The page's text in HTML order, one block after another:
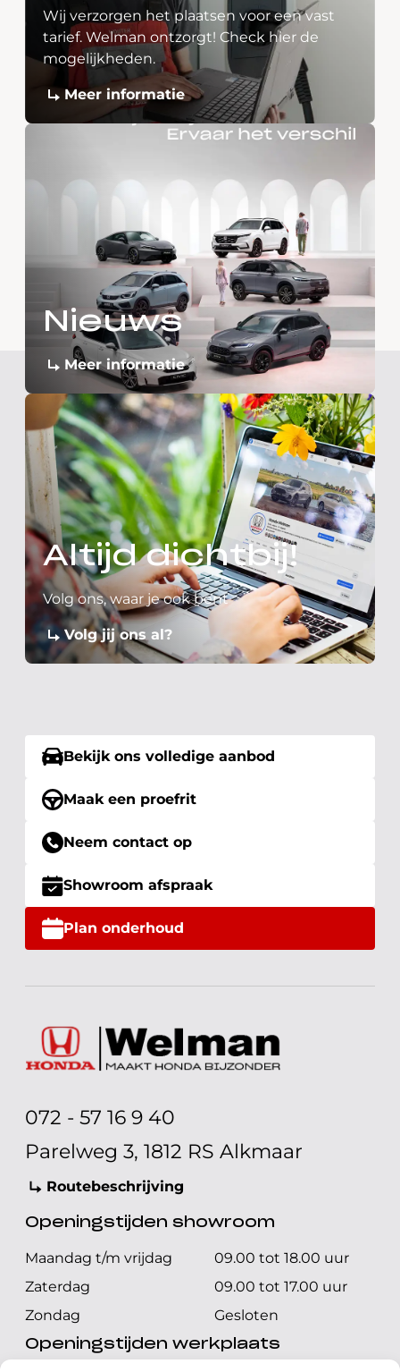
Wij verzorgen het plaatsen voor een vast
tarief. Welman ontzorgt! Check hier de
mogelijkheden.
Meer informatie
Nieuws
Meer informatie
Altijd dichtbij!
Volg ons, waar je ook bent
Volg jij ons al?
Bekijk ons volledige aanbod
Maak een proefrit
Neem contact op
Showroom afspraak
Plan onderhoud
072 - 57 16 9 40
Parelweg 3, 1812 RS Alkmaar
Routebeschrijving
Openingstijden showroom
Maandag t/m vrijdag
09.00 tot 18.00 uur
Zaterdag
09.00 tot 17.00 uur
Zondag
Gesloten
Openingstijden werkplaats